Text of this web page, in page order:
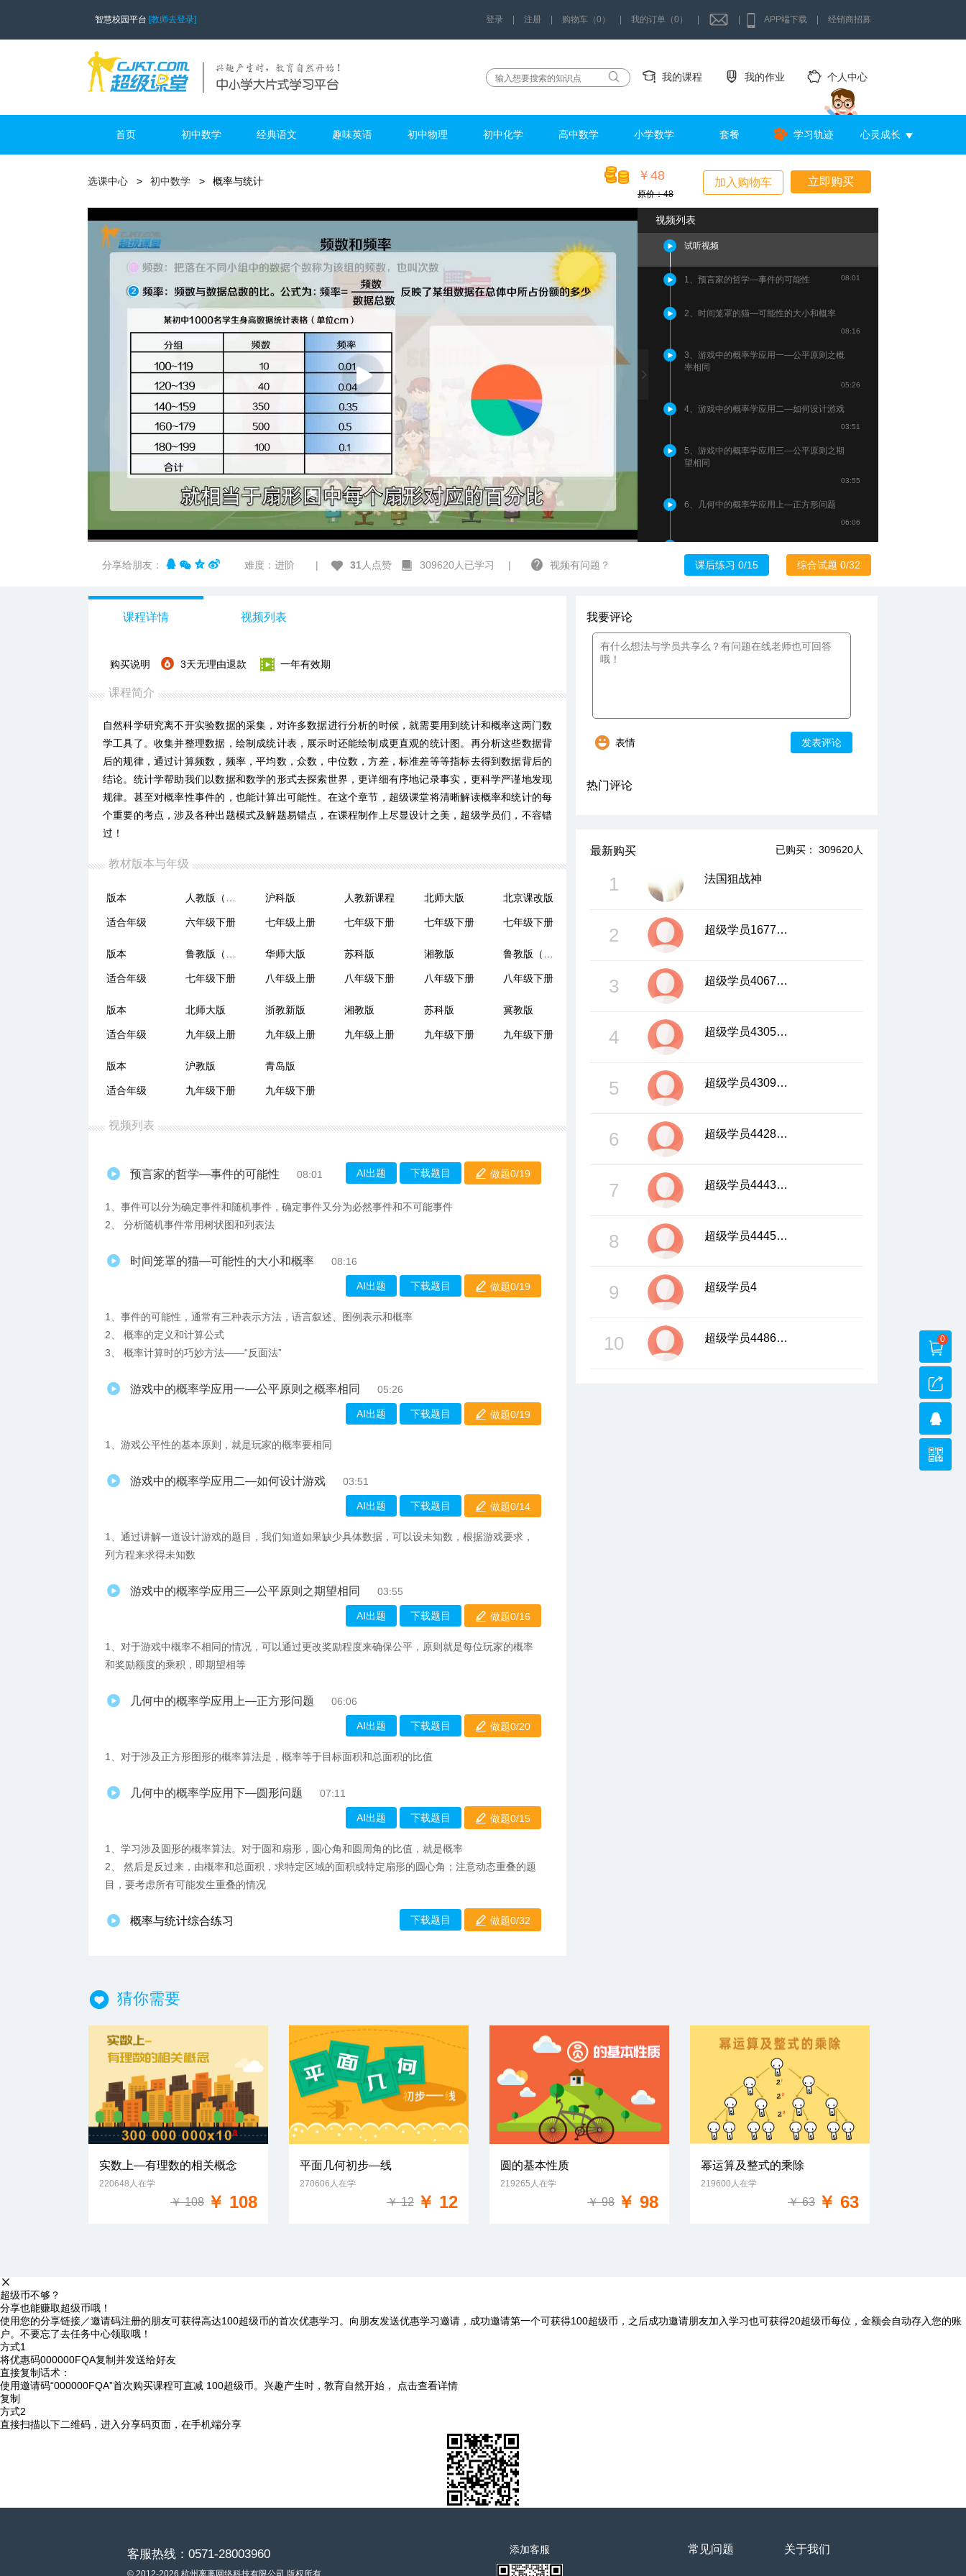
智慧校园平台 [教师去登录] 登录 注册 购物车（0） 我的订单（0） APP端下载 经销商招募
我的课程 我的作业 个人中心
首页 初中数学 经典语文 趣味英语 初中物理 初中化学 高中数学 小学数学 套餐 学习轨迹 心灵成长
立即购买
加入购物车
￥48
原价：48
选课中心 初中数学 概率与统计
00:00 / 03:46 高清 1x
视频列表
试听视频
1、预言家的哲学—事件的可能性 08:01
2、时间笼罩的猫—可能性的大小和概率
08:16
3、游戏中的概率学应用一—公平原则之概
率相同
05:26
4、游戏中的概率学应用二—如何设计游戏
03:51
5、游戏中的概率学应用三—公平原则之期
望相同
03:55
6、几何中的概率学应用上—正方形问题
06:06
07:11
分享给朋友： 难度：进阶 | 31 人点赞 309620人已学习 | 视频有问题？ 课后练习 0/15 综合试题 0/32
课程详情 视频列表
购买说明 3天无理由退款 一年有效期
课程简介
自然科学研究离不开实验数据的采集，对许多数据进行分析的时候，就需要用到统计和概率这两门数
学工具了。收集并整理数据，绘制成统计表，展示时还能绘制成更直观的统计图。再分析这些数据背
后的规律，通过计算频数，频率，平均数，众数，中位数，方差，标准差等等指标去得到数据背后的
结论。统计学帮助我们以数据和数学的形式去探索世界，更详细有序地记录事实，更科学严谨地发现
规律。甚至对概率性事件的，也能计算出可能性。在这个章节，超级课堂将清晰解读概率和统计的每
个重要的考点，涉及各种出题模式及解题易错点，在课程制作上尽显设计之美，超级学员们，不容错
过！
教材版本与年级
版本
适合年级 六年级下册
沪科版
七年级上册
人教新课程
七年级下册
北师大版
七年级下册
北京课改版
七年级下册
版本
适合年级 七年级下册
华师大版
八年级上册
苏科版
八年级下册
湘教版
八年级下册 八年级下册
版本
适合年级
北师大版
九年级上册
浙教新版
九年级上册
湘教版
九年级上册
苏科版
九年级下册
冀教版
九年级下册
版本
适合年级
沪教版
九年级下册
青岛版
九年级下册
视频列表
预言家的哲学—事件的可能性 08:01 AI出题 下载题目 做题0/19
1、事件可以分为确定事件和随机事件，确定事件又分为必然事件和不可能事件
2、 分析随机事件常用树状图和列表法
时间笼罩的猫—可能性的大小和概率 08:16
AI出题 下载题目 做题0/19
1、事件的可能性，通常有三种表示方法，语言叙述、图例表示和概率
2、 概率的定义和计算公式
3、 概率计算时的巧妙方法——“反面法”
游戏中的概率学应用一—公平原则之概率相同 05:26
AI出题 下载题目 做题0/19
1、游戏公平性的基本原则，就是玩家的概率要相同
游戏中的概率学应用二—如何设计游戏 03:51
AI出题 下载题目 做题0/14
1、通过讲解一道设计游戏的题目，我们知道如果缺少具体数据，可以设未知数，根据游戏要求，
列方程来求得未知数
游戏中的概率学应用三—公平原则之期望相同 03:55
AI出题 下载题目 做题0/16
1、对于游戏中概率不相同的情况，可以通过更改奖励程度来确保公平，原则就是每位玩家的概率
和奖励额度的乘积，即期望相等
几何中的概率学应用上—正方形问题 06:06
AI出题 下载题目 做题0/20
1、对于涉及正方形图形的概率算法是，概率等于目标面积和总面积的比值
几何中的概率学应用下—圆形问题 07:11
AI出题 下载题目 做题0/15
1、学习涉及圆形的概率算法。对于圆和扇形，圆心角和圆周角的比值，就是概率
2、 然后是反过来，由概率和总面积，求特定区域的面积或特定扇形的圆心角；注意动态重叠的题
目，要考虑所有可能发生重叠的情况
概率与统计综合练习 下载题目 做题0/32
我要评论
发表评论
表情
热门评论
已购买： 309620人
最新购买
1 法国狙战神
2 超级学员1677117
3 超级学员4067447
4 超级学员4305062
5 超级学员4309783
6 超级学员4428490
7 超级学员4443885
8 超级学员4445630
9 超级学员4
10 超级学员4486035
猜你需要
实数上—有理数的相关概念
220648人在学
￥ 108 ￥ 108
平面几何初步—线
270606人在学
￥ 12 ￥ 12
圆的基本性质
219265人在学
￥ 98 ￥ 98
幂运算及整式的乘除
219600人在学
￥ 63 ￥ 63
0
超级币不够？
分享也能赚取超级币哦！
使用您的分享链接／邀请码注册的朋友可获得高达100超级币的首次优惠学习。向朋友发送优惠学习邀请，成功邀请第一个可获得100超级币，之后成功邀请朋友加入学习也可获得20超级币每位，金额会自动存入您的账
户。不要忘了去任务中心领取哦！
方式1
将优惠码000000FQA复制并发送给好友
直接复制话术：
使用邀请码“000000FQA”首次购买课程可直减 100超级币。兴趣产生时，教育自然开始， 点击查看详情
复制
方式2
直接扫描以下二维码，进入分享码页面，在手机端分享
客服热线：0571-28003960
© 2012-2026 杭州离离网络科技有限公司 版权所有
添加客服 常见问题 关于我们